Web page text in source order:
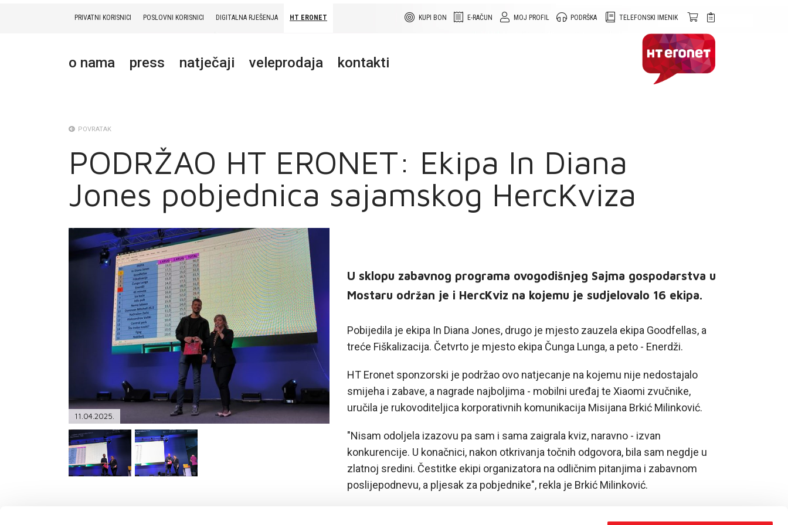
TELEFONSKI IMENIK
PODRŠKA
MOJ PROFIL
E-RAČUN
KUPI BON
PRIVATNI KORISNICI POSLOVNI KORISNICI DIGITALNA RJEŠENJA HT ERONET
o nama press natječaji veleprodaja kontakti
MOJ PROFIL
POVRATAK
PODRŽAO HT ERONET: Ekipa In Diana
Jones pobjednica sajamskog HercKviza
11.04.2025.
U sklopu zabavnog programa ovogodišnjeg Sajma gospodarstva u
Mostaru održan je i HercKviz na kojemu je sudjelovalo 16 ekipa.
Pobijedila je ekipa In Diana Jones, drugo je mjesto zauzela ekipa Goodfellas, a
treće Fiškalizacija. Četvrto je mjesto ekipa Čunga Lunga, a peto - Enerdži.
HT Eronet sponzorski je podržao ovo natjecanje na kojemu nije nedostajalo
smijeha i zabave, a nagrade najboljima - mobilni uređaj te Xiaomi zvučnike,
uručila je rukovoditeljica korporativnih komunikacija Misijana Brkić Milinković.
"Nisam odoljela izazovu pa sam i sama zaigrala kviz, naravno - izvan
konkurencije. U konačnici, nakon otkrivanja točnih odgovora, bila sam negdje u
zlatnoj sredini. Čestitke ekipi organizatora na odličnim pitanjima i zabavnom
poslijepodnevu, a pljesak za pobjednike", rekla je Brkić Milinković.